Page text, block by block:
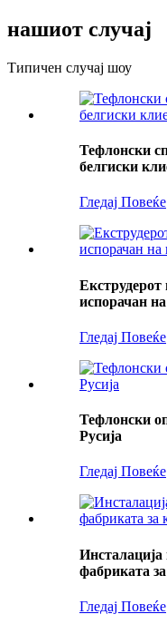
нашиот случај
Типичен случај шоу
Тефлонски
белгиски
Гледај Повеќе
испорачан
Гледај Повеќе
Тефлонски
Русија
Гледај Повеќе
фабриката
Гледај Повеќе